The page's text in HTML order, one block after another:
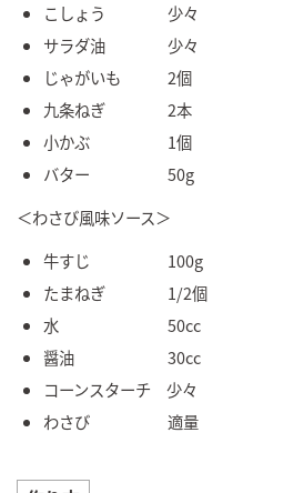
こしょう 少々
サラダ油 少々
じゃがいも 2個
九条ねぎ 2本
小かぶ 1個
バター 50g
＜わさび風味ソース＞
牛すじ 100g
たまねぎ 1/2個
水 50cc
醤油 30cc
コーンスターチ 少々
わさび 適量